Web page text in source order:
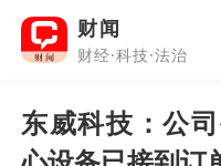
财闻
财经·科技·法治
东威科技：公